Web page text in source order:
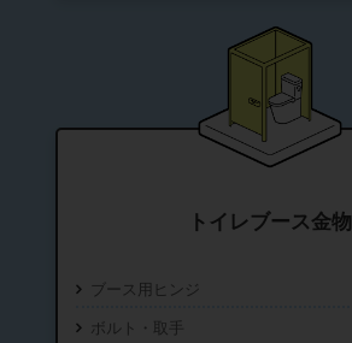
トイレブース金物
ブース用ヒンジ
ボルト・取手